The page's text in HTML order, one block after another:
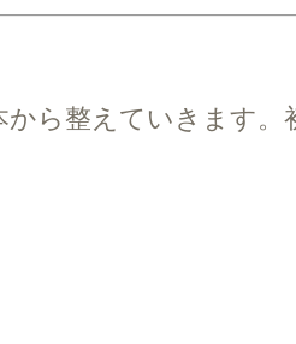
ら整えていきます。